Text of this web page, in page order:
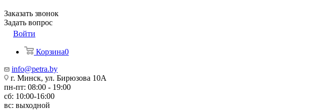
Заказать звонок
Задать вопрос
Войти
Корзина0
info@petra.by
г. Минск, ул. Бирюзова 10А
пн-пт: 08:00 - 19:00
сб: 10:00-16:00
вс: выходной